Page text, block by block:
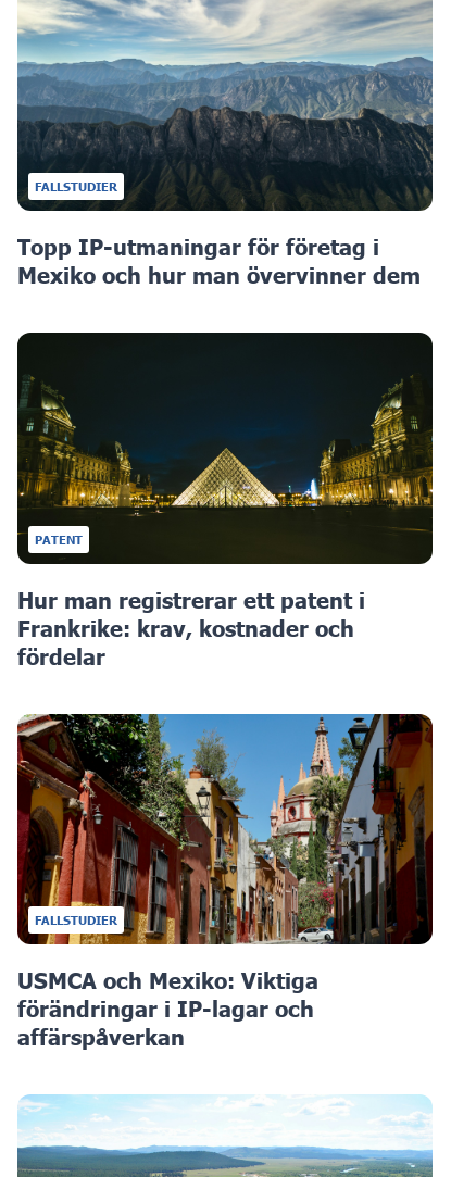
FALLSTUDIER
Topp IP-utmaningar för företag i
Mexiko och hur man övervinner dem
PATENT
Hur man registrerar ett patent i
Frankrike: krav, kostnader och
fördelar
FALLSTUDIER
USMCA och Mexiko: Viktiga
förändringar i IP-lagar och
affärspåverkan